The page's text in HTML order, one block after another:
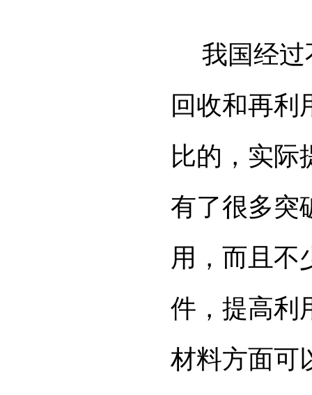
我国经过
回收和再利
比的，实际
有了很多突
用，而且不
件，提高利
材料方面可